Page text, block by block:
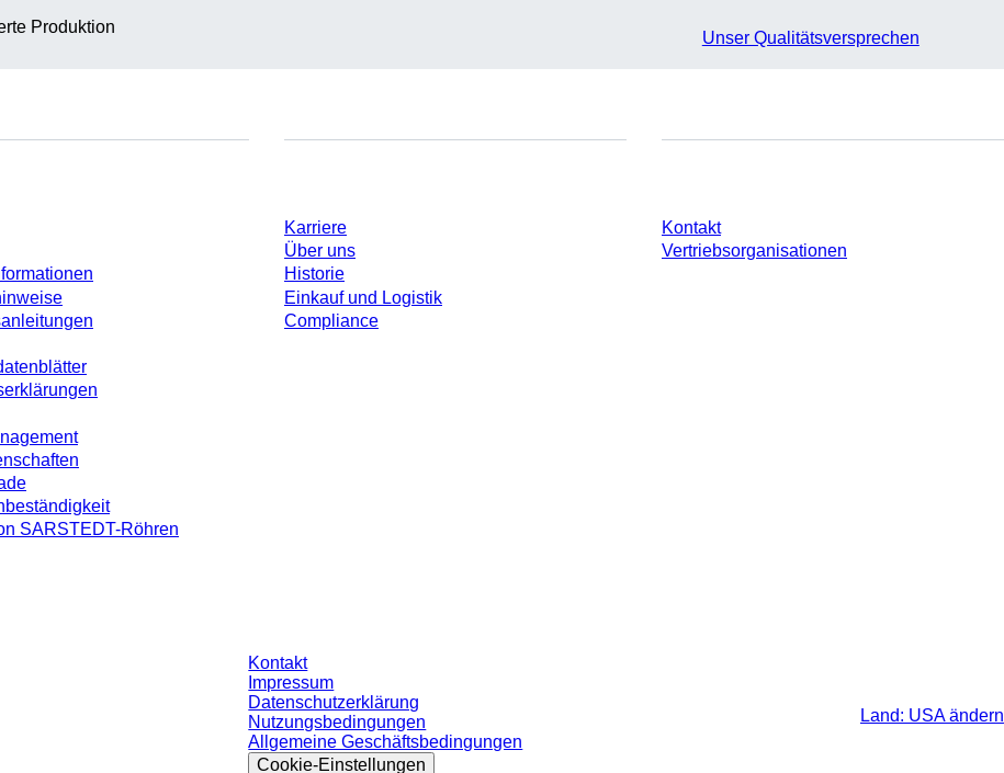
Produktion
Unser Qualitätsversprechen
SARSTEDT-Röhren
Karriere
Über uns
Historie
Einkauf und Logistik
Compliance
Kontakt
Vertriebsorganisationen
Kontakt
Impressum
Datenschutzerklärung
Nutzungsbedingungen
Allgemeine Geschäftsbedingungen
Cookie-Einstellungen
Land: USA ändern